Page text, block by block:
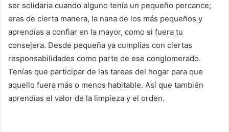
ser solidaria cuando alguno tenía un pequeño percance;
eras de cierta manera, la nana de los más pequeños y
aprendías a confiar en la mayor, como si fuera tu
consejera. Desde pequeña ya cumplías con ciertas
responsabilidades como parte de ese conglomerado.
Tenías que participar de las tareas del hogar para que
aquello fuera más o menos habitable. Así que también
aprendías el valor de la limpieza y el orden.